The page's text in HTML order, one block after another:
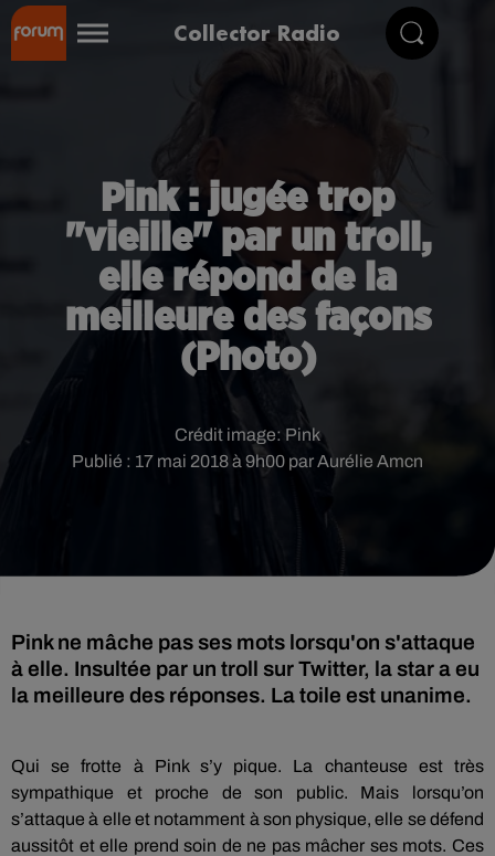
Collector Radio
Pink : jugée trop
"vieille" par un troll,
elle répond de la
meilleure des façons
(Photo)
Publié : 17 mai 2018 à 9h00 par Aurélie Amcn
Crédit image: Pink
Pink ne mâche pas ses mots lorsqu'on s'attaque
à elle. Insultée par un troll sur Twitter, la star a eu
la meilleure des réponses. La toile est unanime.
Qui se frotte à Pink s’y pique.
La chanteuse est très
sympathique et proche de son public.
Mais lorsqu’on
s’attaque à elle et notamment à son physique, elle se défend
aussitôt et elle prend soin de ne pas mâcher ses mots. Ces